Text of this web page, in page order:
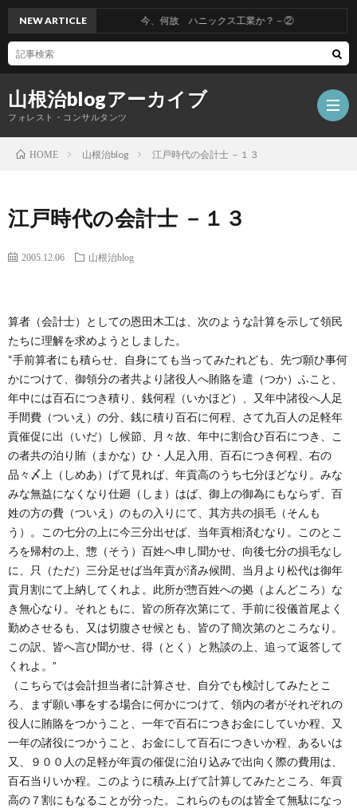
山根治blogアーカイブ
フォレスト・コンサルタンツ
を
創
る
根
治
会
社
NEW ARTICLE 今、何故 ハニックス工業か？－②
HOME 山根治blog 江戸時代の会計士 －１３
江戸時代の会計士 －１３
2005.12.06 山根治blog
算者（会計士）としての恩田木工は、次のような計算を示して領民
たちに理解を求めようとしました。
“手前算者にも積らせ、自身にても当ってみたれども、先づ願ひ事何
かにつけて、御領分の者共より諸役人へ賄賂を遣（つか）ふこと、
年中には百石につき積り、銭何程（いかほど）、又年中諸役へ人足
手間費（ついえ）の分、銭に積り百石に何程、さて九百人の足軽年
貢催促に出（いだ）し候節、月々故、年中に割合ひ百石につき、こ
の者共の泊り賄（まかな）ひ・人足入用、百石につき何程、右の
品々〆上（しめあ）げて見れば、年貢高のうち七分ほどなり。みな
みな無益になくなり仕廻（しま）はば、御上の御為にもならず、百
姓の方の費（ついえ）のもの入りにて、其方共の損毛（そんも
う）。この七分の上に今三分出せば、当年貢相済むなり。このとこ
ろを帰村の上、惣（そう）百姓へ申し聞かせ、向後七分の損毛なし
に、只（ただ）三分足せば当年貢が済み候間、当月より松代は御年
貢月割にて上納してくれよ。此所が惣百姓への拠（よんどころ）な
き無心なり。それともに、皆の所存次第にて、手前に役儀首尾よく
勤めさせるも、又は切腹させ候とも、皆の了簡次第のところなり。
この訳、皆へ言ひ聞かせ、得（とく）と熟談の上、追って返答して
くれよ。”
（こちらでは会計担当者に計算させ、自分でも検討してみたとこ
ろ、まず願い事をする場合に何かにつけて、領内の者がそれぞれの
役人に賄賂をつかうこと、一年で百石につきお金にしていか程、又
一年の諸役につかうこと、お金にして百石につきいか程、あるいは
又、９００人の足軽が年貢の催促に泊り込みで出向く際の費用は、
百石当りいか程。このように積み上げて計算してみたところ、年貢
高の７割にもなることが分った。これらのものは皆全て無駄になっ